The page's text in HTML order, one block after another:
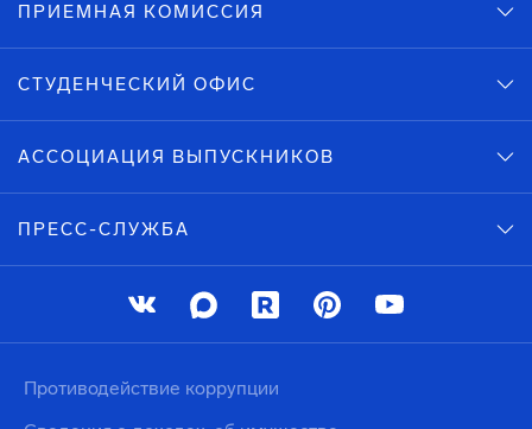
ПРИЕМНАЯ КОМИССИЯ
СТУДЕНЧЕСКИЙ ОФИС
АССОЦИАЦИЯ ВЫПУСКНИКОВ
ПРЕСС-СЛУЖБА
Противодействие коррупции